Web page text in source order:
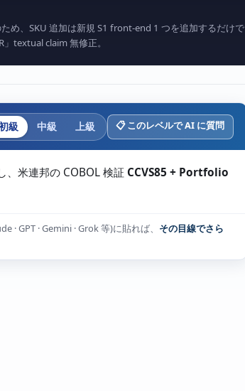
め、SKU 追加は新規 S1 front-end 1 つを追加するだけで
textual claim 無修正。
級 中級 上級 📋 このレベルで AI に質問
、米連邦の COBOL 検証 CCVS85 + Portfolio
GPT · Gemini · Grok 等)に貼れば、 その目線でさら